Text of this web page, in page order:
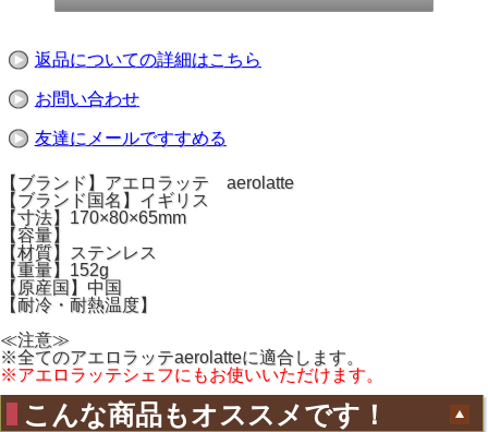
返品についての詳細はこちら
お問い合わせ
友達にメールですすめる
【ブランド】アエロラッテ aerolatte
【ブランド国名】イギリス
【寸法】170×80×65mm
【容量】
【材質】ステンレス
【重量】152g
【原産国】中国
【耐冷・耐熱温度】
≪注意≫
※全てのアエロラッテaerolatteに適合します。
※アエロラッテシェフにもお使いいただけます。
こんな商品もオススメです！